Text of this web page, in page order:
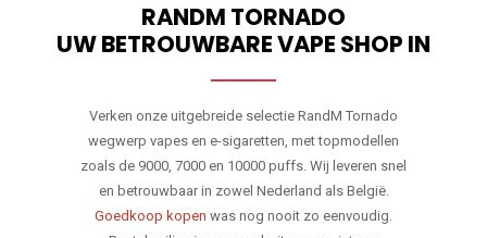
RANDM TORNADO
UW BETROUWBARE VAPE SHOP IN
Verken onze uitgebreide selectie RandM Tornado
wegwerp vapes en e-sigaretten, met topmodellen
zoals de 9000, 7000 en 10000 puffs. Wij leveren snel
en betrouwbaar in zowel Nederland als België.
Goedkoop kopen was nog nooit zo eenvoudig.